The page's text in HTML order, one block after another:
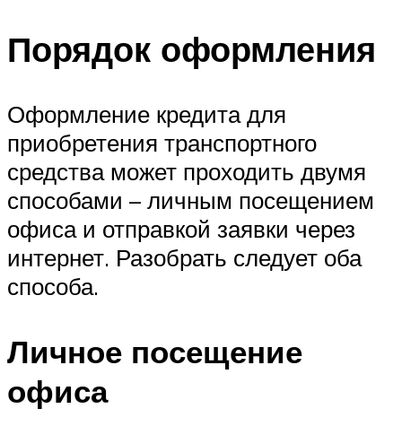
Порядок оформления
Оформление кредита для
приобретения транспортного
средства может проходить двумя
способами – личным посещением
офиса и отправкой заявки через
интернет. Разобрать следует оба
способа.
Личное посещение
офиса